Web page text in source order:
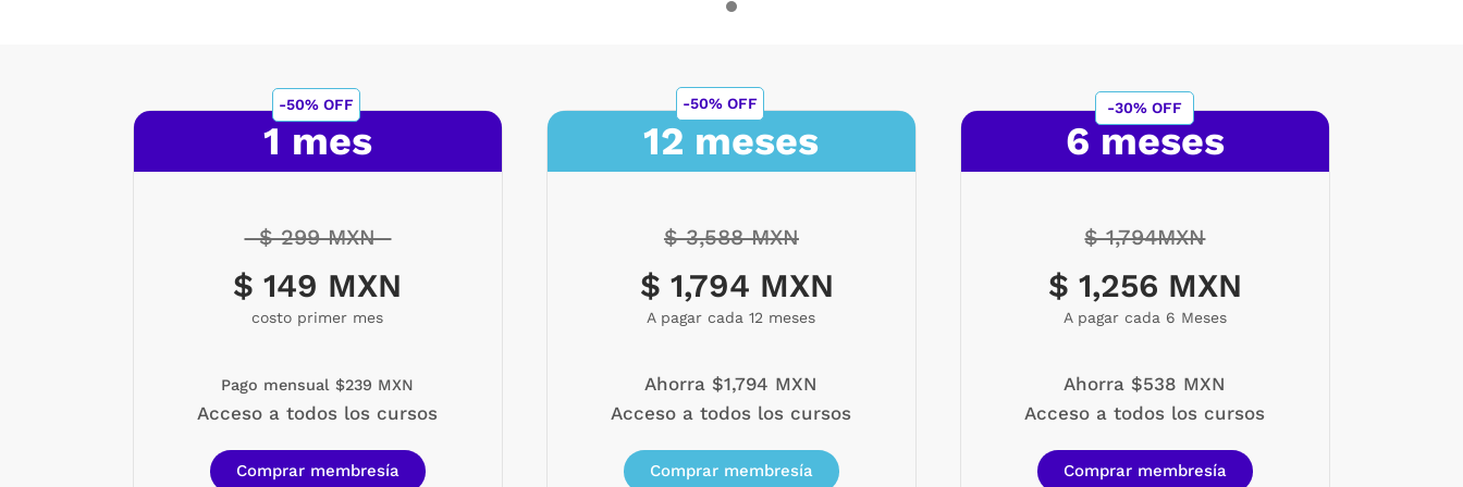
1 mes
$ 299 MXN
$ 149 MXN
costo primer mes
Pago mensual $239 MXN
Acceso a todos los cursos
Comprar membresía
-50% OFF -30% OFF
-50% OFF
12 meses
$ 3,588 MXN
$ 1,794 MXN
A pagar cada 12 meses
Ahorra $1,794 MXN
Acceso a todos los cursos
Comprar membresía
6 meses
$ 1,794MXN
$ 1,256 MXN
A pagar cada 6 Meses
Ahorra $538 MXN
Acceso a todos los cursos
Comprar membresía